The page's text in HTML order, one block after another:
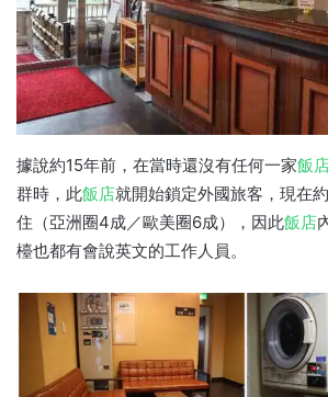
據說約15年前，在當時還沒有任何一家飯
群時，此飯店就開始鎖定外國旅客，現在
住（亞洲圈4成／歐美圈6成），因此飯店
檯也都有會說英文的工作人員。